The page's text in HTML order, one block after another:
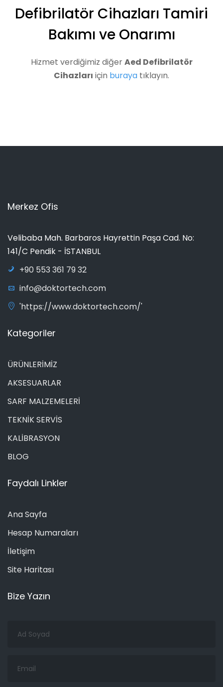
Defibrilatör Cihazları Tamiri
Bakımı ve Onarımı
Hizmet verdiğimiz diğerAed Defibrilatör
Cihazları için buraya tıklayın.
Merkez Ofis
Velibaba Mah. Barbaros Hayrettin Paşa Cad. No:
141/C Pendik - İSTANBUL
+90 553 361 79 32
info@doktortech.com
'https://www.doktortech.com/'
Kategoriler
ÜRÜNLERİMİZ
AKSESUARLAR
SARF MALZEMELERİ
TEKNİK SERVİS
KALİBRASYON
BLOG
Faydalı Linkler
Ana Sayfa
Hesap Numaraları
İletişim
Site Haritası
Bize Yazın
Soyad